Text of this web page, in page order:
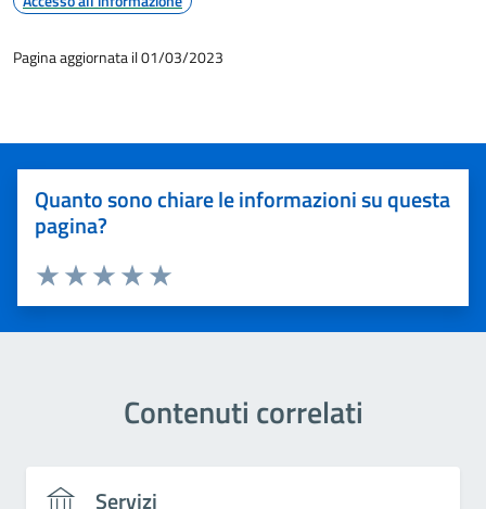
Pagina aggiornata il 01/03/2023
Quanto sono chiare le informazioni su questa
pagina?
Valuta 5 stelle su 5
Valuta 4 stelle su 5
Valuta 3 stelle su 5
Valuta 2 stelle su 5
Valuta 1 stelle su 5
Contenuti correlati
Servizi